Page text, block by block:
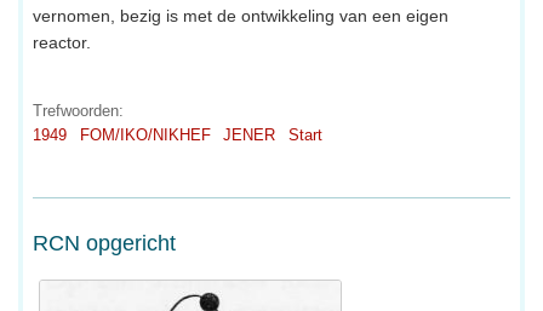
vernomen, bezig is met de ontwikkeling van een eigen
reactor.
Trefwoorden:
1949
FOM/IKO/NIKHEF JENER Start
RCN opgericht